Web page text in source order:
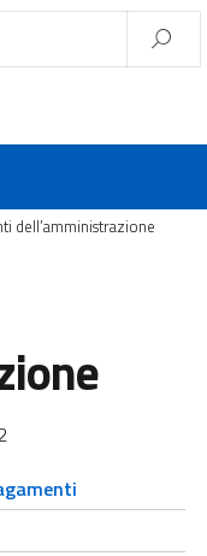
dell’amministrazione